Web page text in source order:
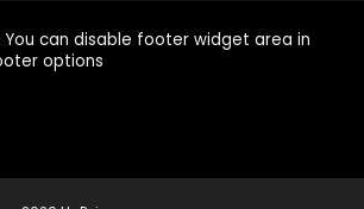
can disable footer widget area in
options